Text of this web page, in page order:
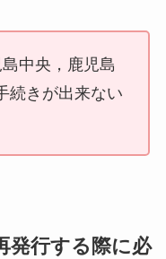
中央，鹿児島
続きが出来ない
発行する際に必